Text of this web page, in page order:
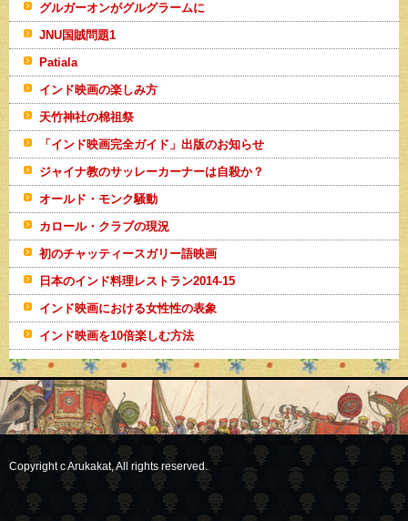
グルガーオンがグルグラームに
JNU国賊問題1
Patiala
インド映画の楽しみ方
天竹神社の棉祖祭
「インド映画完全ガイド」出版のお知らせ
ジャイナ教のサッレーカーナーは自殺か？
オールド・モンク騒動
カロール・クラブの現況
初のチャッティースガリー語映画
日本のインド料理レストラン2014-15
インド映画における女性性の表象
インド映画を10倍楽しむ方法
Copyright c Arukakat, All rights reserved.